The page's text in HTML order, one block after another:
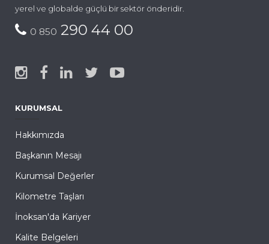
yerel ve globalde güçlü bir sektör önderidir.
0 850 290 44 00
KURUMSAL
Hakkımızda
Başkanın Mesajı
Kurumsal Değerler
Kilometre Taşları
İnoksan'da Kariyer
Kalite Belgeleri